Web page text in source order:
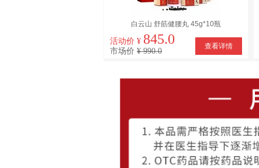
白云山 舒筋健腰丸 45g*10瓶
活动价 ¥ 845.0
市场价 ¥ 990.0
查看详情